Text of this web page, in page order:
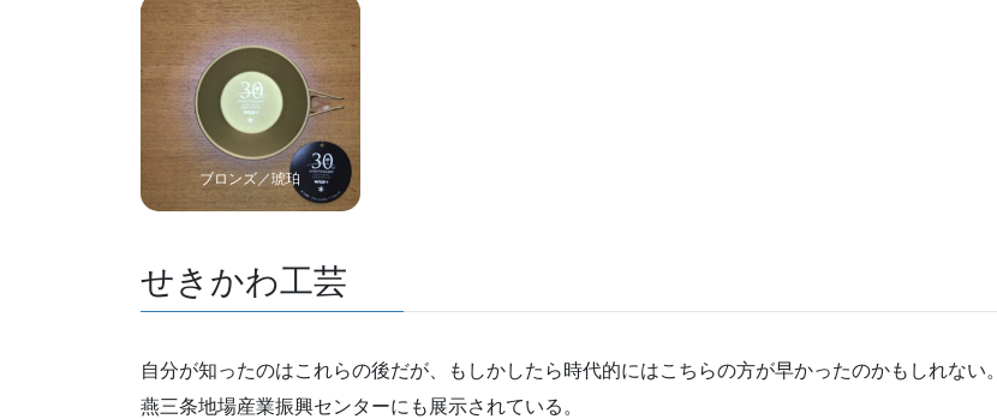
ブロンズ／琥珀
せきかわ工芸
自分が知ったのはこれらの後だが、もしかしたら時代的にはこちらの方が早かったのかもしれない。
燕三条地場産業振興センターにも展示されている。